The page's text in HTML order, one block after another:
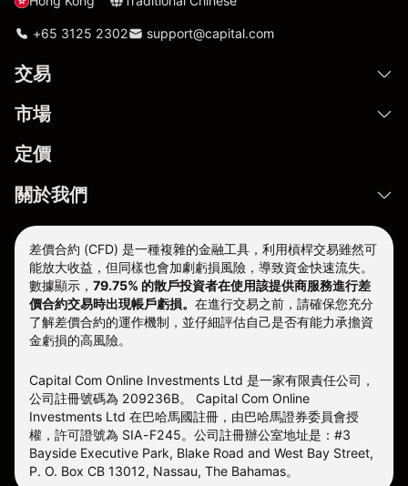
+65 3125 2302 support@capital.com
交易
市場
定價
關於我們
差價合約 (CFD) 是一種複雜的金融工具，利用槓桿交易雖然可
能放大收益，但同樣也會加劇虧損風險，導致資金快速流失。
數據顯示， 79.75% 的散戶投資者在使用該提供商服務進行差
價合約交易時出現帳戶虧損。 在進行交易之前，請確保您充分
了解差價合約的運作機制，並仔細評估自己是否有能力承擔資
金虧損的高風險。
Capital Com Online Investments Ltd 是一家有限責任公司，
公司註冊號碼為 209236B。 Capital Com Online
Investments Ltd 在巴哈馬國註冊，由巴哈馬證券委員會授
權，許可證號為 SIA-F245。公司註冊辦公室地址是：#3
Bayside Executive Park, Blake Road and West Bay Street,
P. O. Box CB 13012, Nassau, The Bahamas。